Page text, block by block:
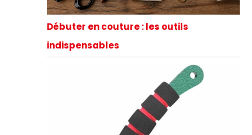
Débuter en couture : les outils
indispensables